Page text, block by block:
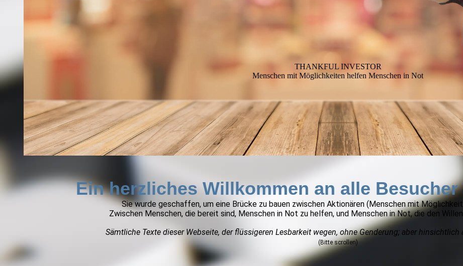
THANKFUL INVESTOR
Menschen mit Möglichkeiten helfen Menschen in Not
Ein herzliches Willkommen an alle
Sie wurde geschaffen, um eine Brücke zu bauen zwischen Aktionären (Menschen mit
Zwischen Menschen, die bereit sind, Menschen in Not zu helfen, und Menschen in Not, die den
Sämtliche Texte dieser Webseite, der flüssigeren Lesbarkeit wegen, ohne Genderung; aber
(Bitte scrollen)